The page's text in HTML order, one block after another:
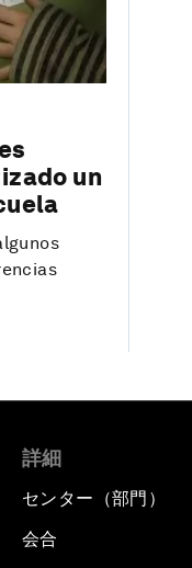
un
詳細
センター（部門）
会合